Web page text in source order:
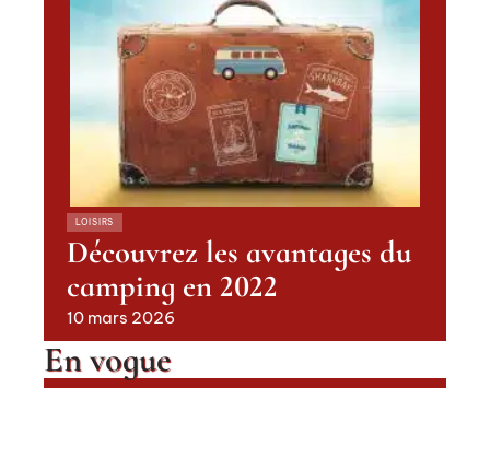
LOISIRS
Découvrez les avantages du
camping en 2022
10 mars 2026
En vogue